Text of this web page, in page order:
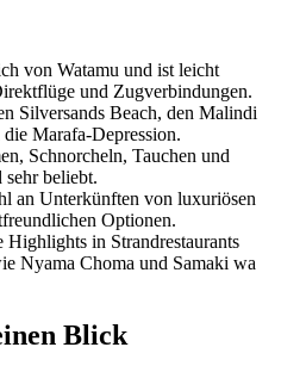
von Watamu und ist leicht
und Zugverbindungen.
Silversands Beach, den Malindi
Marafa-Depression.
Schnorcheln, Tauchen und
beliebt.
an Unterkünften von luxuriösen
Optionen.
in Strandrestaurants
Nyama Choma und Samaki wa
Blick